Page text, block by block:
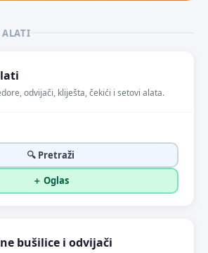
ALATI
odvijači, kliješta, čekići i setovi alata.
🔍 Pretraži
＋ Oglas
bušilice i odvijači